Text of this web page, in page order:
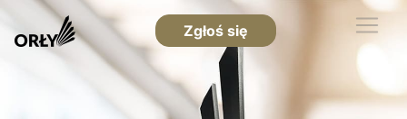
Zgłoś się